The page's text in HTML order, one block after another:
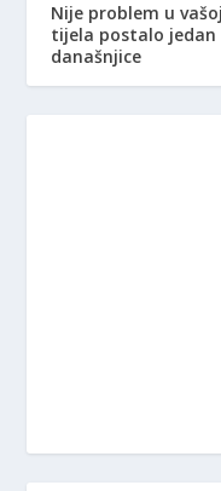
Nije problem u
tijela postalo
današnjice